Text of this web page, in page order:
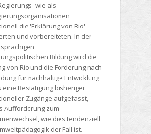
wie als
die 'Erklärung von Rio'
und vorbereiteten. In der
Bildung wird die
von Rio und die Forderung nach
für nachhaltige Entwicklung
eine Bestätigung bisheriger
Zugänge aufgefasst,
Aufforderung zum
wie dies tendenziell
der Fall ist.